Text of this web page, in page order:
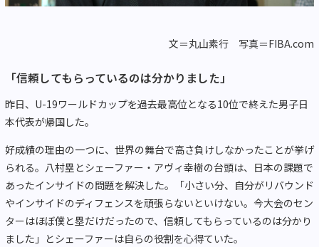
文＝丸山素行 写真＝FIBA.com
「信頼してもらっているのは分かりました」
昨日、U-19ワールドカップを過去最高位となる10位で終えた男子日
本代表が帰国した。
好成績の理由の一つに、 世界の舞台で高さ負けしなかったことが挙げ
られる。 八村塁とシェーファー・アヴィ幸樹の台頭は、 日本の課題で
あったインサイドの問題を解決した。「小さい分、 自分がリバウンド
やインサイドのディフェンスを頑張らないといけない。今大会のセン
ターはほぼ僕と塁だけだったので、 信頼してもらっているのは分かり
ました」 とシェーファーは自らの役割を心得ていた。